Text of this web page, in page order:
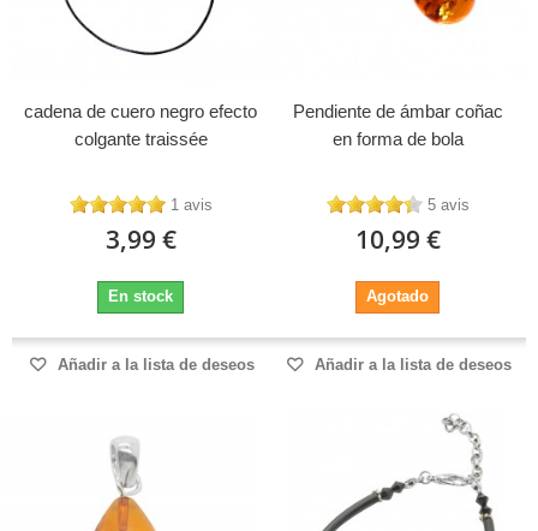
cadena de cuero negro efecto
colgante traissée
1 avis
3,99 €
En stock
Añadir a la lista de deseos
Pendiente de ámbar coñac
en forma de bola
5 avis
10,99 €
Agotado
Añadir a la lista de deseos